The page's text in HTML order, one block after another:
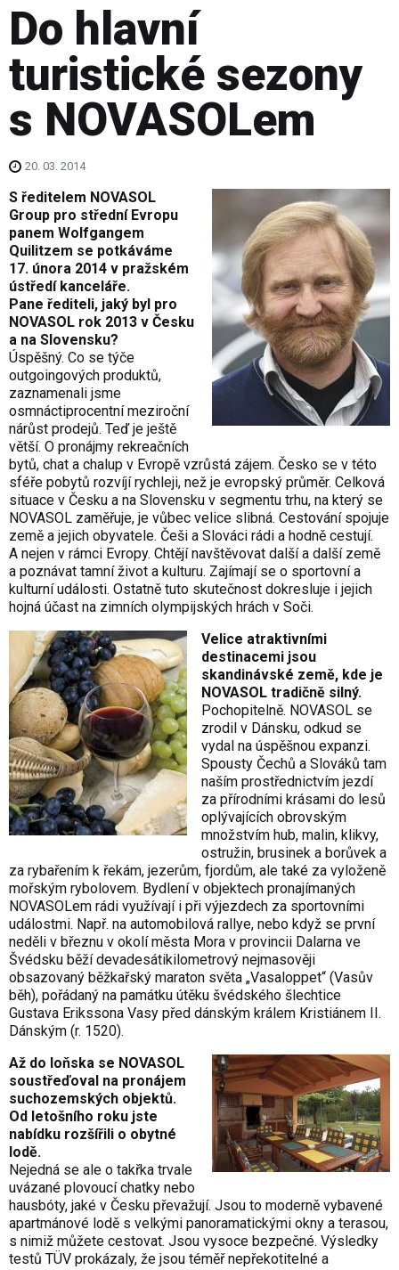
Do hlavní
turistické sezony
s NOVASOLem
20. 03. 2014
S ředitelem NOVASOL
Group pro střední Evropu
panem Wolfgangem
Quilitzem se potkáváme
17. února 2014 v pražském
ústředí kanceláře.
Pane řediteli, jaký byl pro
NOVASOL rok 2013 v Česku
a na Slovensku?
Úspěšný. Co se týče
outgoingových produktů,
zaznamenali jsme
osmnáctiprocentní meziroční
nárůst prodejů. Teď je ještě
větší. O pronájmy rekreačních
bytů, chat a chalup v Evropě vzrůstá zájem. Česko se v této
sféře pobytů rozvíjí rychleji, než je evropský průměr. Celková
situace v Česku a na Slovensku v segmentu trhu, na který se
NOVASOL zaměřuje, je vůbec velice slibná. Cestování spojuje
země a jejich obyvatele. Češi a Slováci rádi a hodně cestují.
A nejen v rámci Evropy. Chtějí navštěvovat další a další země
a poznávat tamní život a kulturu. Zajímají se o sportovní a
kulturní události. Ostatně tuto skutečnost dokresluje i jejich
hojná účast na zimních olympijských hrách v Soči.
Velice atraktivními
destinacemi jsou
skandinávské země, kde je
NOVASOL tradičně silný.
Pochopitelně. NOVASOL se
zrodil v Dánsku, odkud se
vydal na úspěšnou expanzi.
Spousty Čechů a Slováků tam
naším prostřednictvím jezdí
za přírodními krásami do lesů
oplývajících obrovským
množstvím hub, malin, klikvy,
ostružin, brusinek a borůvek a
za rybařením k řekám, jezerům, fjordům, ale také za vyloženě
mořským rybolovem. Bydlení v objektech pronajímaných
NOVASOLem rádi využívají i při výjezdech za sportovními
událostmi. Např. na automobilová rallye, nebo když se první
neděli v březnu v okolí města Mora v provincii Dalarna ve
Švédsku běží devadesátikilo­metrový nejmasověji
obsazovaný běžkařský maraton světa „Vasaloppet“ (Vasův
běh), pořádaný na památku útěku švédského šlechtice
Gustava Erikssona Vasy před dánským králem Kristiánem II.
Dánským (r. 1520).
Až do loňska se NOVASOL
soustřeďoval na pronájem
suchozemských objektů.
Od letošního roku jste
nabídku rozšířili o obytné
lodě.
Nejedná se ale o takřka trvale
uvázané plovoucí chatky nebo
hausbóty, jaké v Česku převažují. Jsou to moderně vybavené
apartmánové lodě s velkými panoramatickými okny a terasou,
s nimiž můžete cestovat. Jsou vysoce bezpečné. Výsledky
testů TÜV prokázaly, že jsou téměř nepřekotitelné a